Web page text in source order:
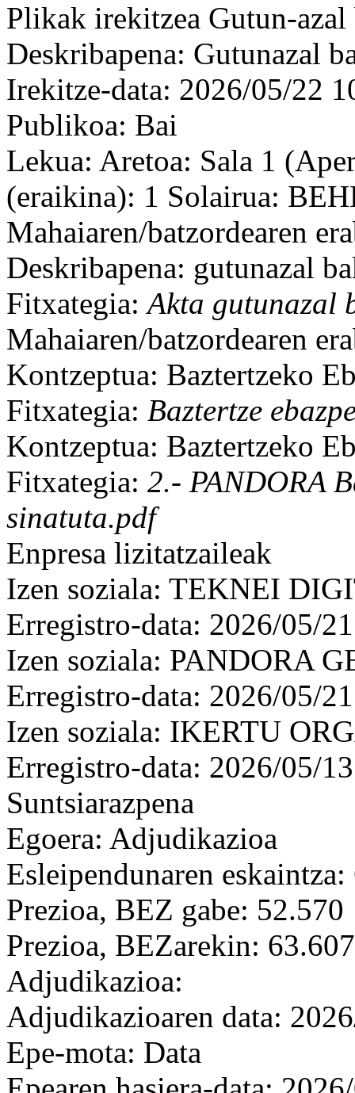
Plikak irekitzea Gutun-azal
Deskribapena: Gutunazal
Irekitze-data: 2026/05/22
Publikoa: Bai
Lekua: Aretoa: Sala 1
(eraikina): 1 Solairua:
Mahaiaren/batzordearen
Deskribapena: gutunazal
Fitxategia:Akta gutunazal
Mahaiaren/batzordearen
Kontzeptua: Baztertzeko
Fitxategia: Baztertze
Kontzeptua: Baztertzeko
Fitxategia: 2.- PANDORA
sinatuta.pdf
Enpresa lizitatzaileak
Izen soziala: TEKNEI
Erregistro-data: 2026/05/21
Izen soziala: PANDORA
Erregistro-data: 2026/05/21
Izen soziala: IKERTU
Erregistro-data: 2026/05/13
Suntsiarazpena
Egoera: Adjudikazioa
Esleipendunaren
Prezioa, BEZ gabe: 52.570
Prezioa, BEZarekin:
Adjudikazioa:
Adjudikazioaren data:
Epe-mota: Data